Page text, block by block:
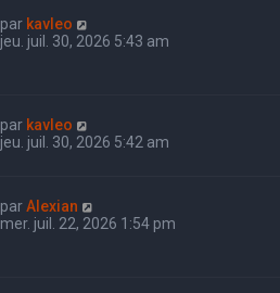
par kavleo
jeu. juil. 30, 2026 5:43 am
par kavleo
jeu. juil. 30, 2026 5:42 am
parAlexian
mer. juil. 22, 2026 1:54 pm